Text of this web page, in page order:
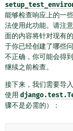
能够检查响应上的一
法使用此功能。请注
面的内容将针对现有
于你已经创建了哪些
不正确，你可能会得
继续之前检查。
接下来，我们需要导
使用
骤不是必需的）：